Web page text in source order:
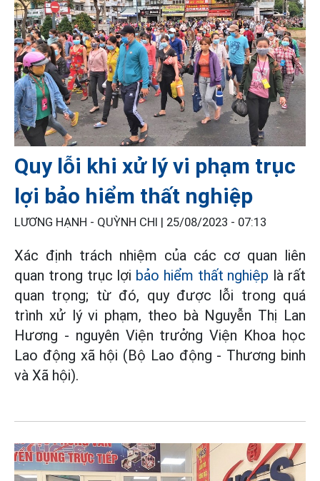
Quy lỗi khi xử lý vi phạm trục
lợi bảo hiểm thất nghiệp
LƯƠNG HẠNH - QUỲNH CHI | 25/08/2023 - 07:13
Xác định trách nhiệm của các cơ quan liên
quan trong trục lợi bảo hiểm thất nghiệp là rất
quan trọng; từ đó, quy được lỗi trong quá
trình xử lý vi phạm, theo bà Nguyễn Thị Lan
Hương - nguyên Viện trưởng Viện Khoa học
Lao động xã hội (Bộ Lao động - Thương binh
và Xã hội).